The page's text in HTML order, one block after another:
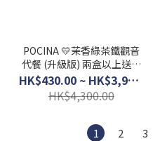
POCINA 💛茉香綠茶鐵觀音
代餐 (升級版) 兩盒以上送專
用搖搖杯一個 送完即止HK$430.00 ~ HK$3,900.00
HK$4,300.00
1 2 3